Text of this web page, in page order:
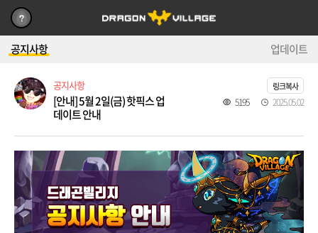
공지사항 업데이트
공지사항
[안내] 5월 2일(금) 핫픽스 업
데이트 안내
링크복사
5195 2025.05.02